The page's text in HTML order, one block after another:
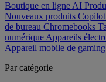
Boutique en ligne AI
Nouveaux produits
de bureau Chromebooks
numérique Appareils
Appareil mobile de gaming
Par catégorie